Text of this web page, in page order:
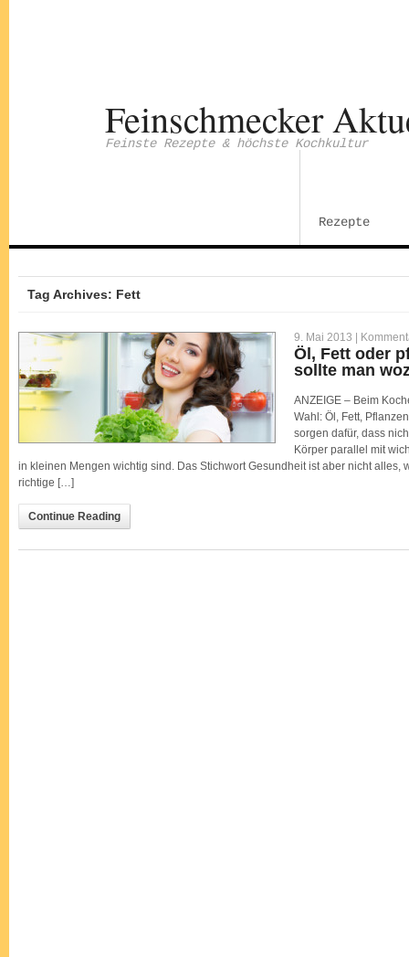
Feinschmecker
Feinste Rezepte & höchste Kochkultur
Rezepte
Tag Archives: Fett
9. Mai 2013 |
Öl, Fett oder
sollte man
ANZEIGE – Beim
Wahl: Öl, Fett,
sorgen dafür, dass
Körper parallel mit
in kleinen Mengen wichtig sind. Das Stichwort Gesundheit ist aber nicht alles,
richtige […]
Continue Reading